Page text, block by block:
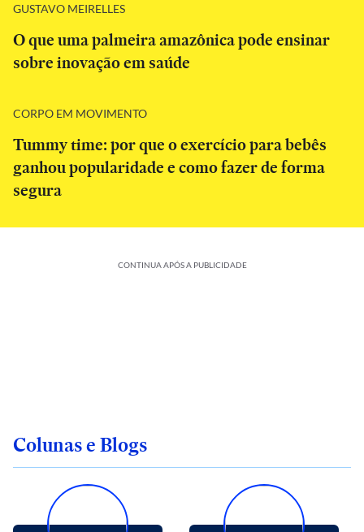
GUSTAVO MEIRELLES
O que uma palmeira amazônica pode ensinar
sobre inovação em saúde
CORPO EM MOVIMENTO
Tummy time: por que o exercício para bebês
ganhou popularidade e como fazer de forma
segura
CONTINUA APÓS A PUBLICIDADE
Colunas e Blogs